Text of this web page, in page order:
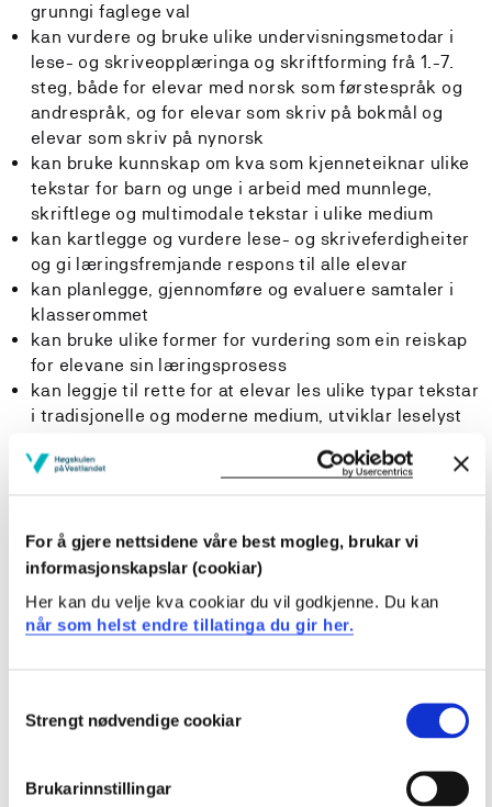
For å gjere nettsidene våre best mogleg, brukar vi
informasjonskapslar (cookiar)
Her kan du velje kva cookiar du vil godkjenne. Du kan
når som helst endre tillatinga du gir her.
Selection
Strengt nødvendige cookiar
Brukarinnstillingar
grunngi faglege val
kan vurdere og bruke ulike undervisningsmetodar i
lese- og skriveopplæringa og skriftforming frå 1.-7.
steg, både for elevar med norsk som førstespråk og
andrespråk, og for elevar som skriv på bokmål og
elevar som skriv på nynorsk
kan bruke kunnskap om kva som kjenneteiknar ulike
tekstar for barn og unge i arbeid med munnlege,
skriftlege og multimodale tekstar i ulike medium
kan kartlegge og vurdere lese- og skriveferdigheiter
og gi læringsfremjande respons til alle elevar
kan planlegge, gjennomføre og evaluere samtaler i
klasserommet
kan bruke ulike former for vurdering som ein reiskap
for elevane sin læringsprosess
kan leggje til rette for at elevar les ulike typar tekstar
i tradisjonelle og moderne medium, utviklar leselyst
lesing
samtaler om litteratur
kan analysere og tolke ulike typar tekstar og formidle
litteratur på varierte måtar
kan kjenne att teikn på lese-, skrive- og
språkvanskar
meistrar begge målformer skriftleg og kan undervise
Generell kompetanse